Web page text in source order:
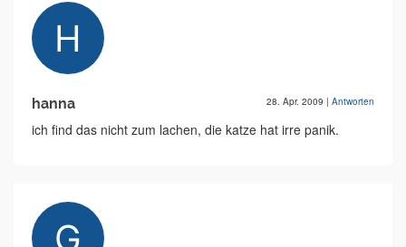
hanna 28. Apr. 2009 | Antworten
ich find das nicht zum lachen, die katze hat irre panik.